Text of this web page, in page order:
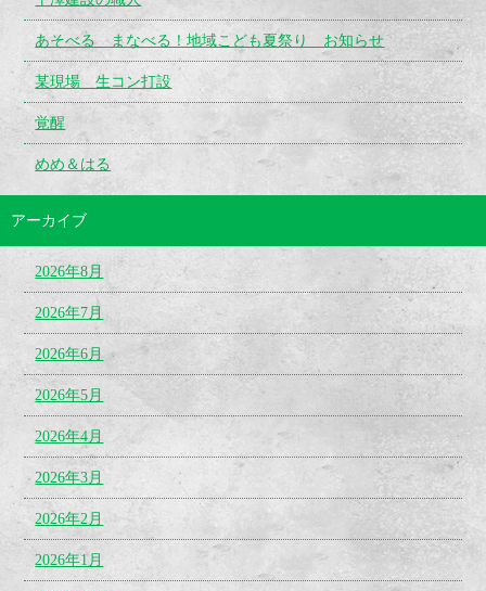
あそべる まなべる！地域こども夏祭り お知らせ
某現場 生コン打設
覚醒
めめ＆はる
アーカイブ
2026年8月
2026年7月
2026年6月
2026年5月
2026年4月
2026年3月
2026年2月
2026年1月